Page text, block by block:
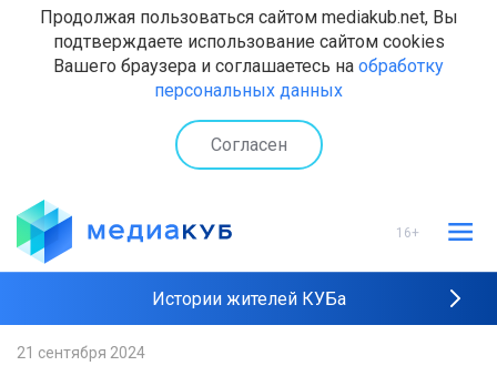
Продолжая пользоваться сайтом mediakub.net, Вы
подтверждаете использование сайтом cookies
Вашего браузера и соглашаетесь на обработку
персональных данных
Согласен
16+
Истории жителей КУБа
21 сентября 2024